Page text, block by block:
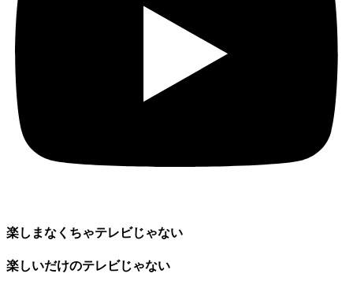
楽しまなくちゃテレビじゃない
楽しいだけのテレビじゃない